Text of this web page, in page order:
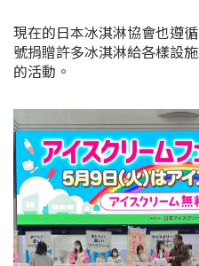
現在的日本冰淇淋協會也遵
號捐贈許多冰淇淋給各樣設
的活動。